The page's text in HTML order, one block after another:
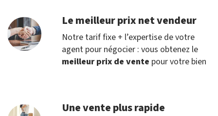
Le meilleur prix net vendeur
Notre tarif fixe + l’expertise de votre
agent pour négocier : vous obtenez le
meilleur prix de vente pour votre bien
Une vente plus rapide